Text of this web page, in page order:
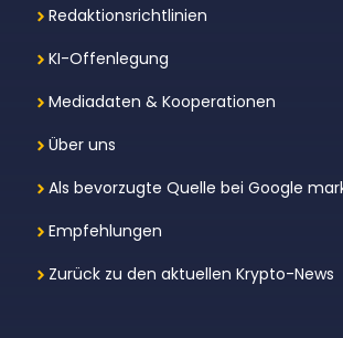
Redaktionsrichtlinien
KI-Offenlegung
Mediadaten & Kooperationen
Über uns
Als bevorzugte Quelle bei Google
Empfehlungen
Zurück zu den aktuellen Krypto-News